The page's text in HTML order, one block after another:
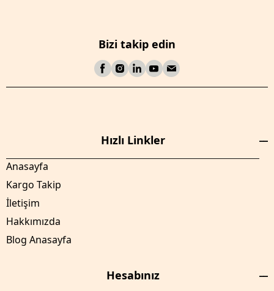
Bizi takip edin
Hızlı Linkler
Anasayfa
Kargo Takip
İletişim
Hakkımızda
Blog Anasayfa
Hesabınız